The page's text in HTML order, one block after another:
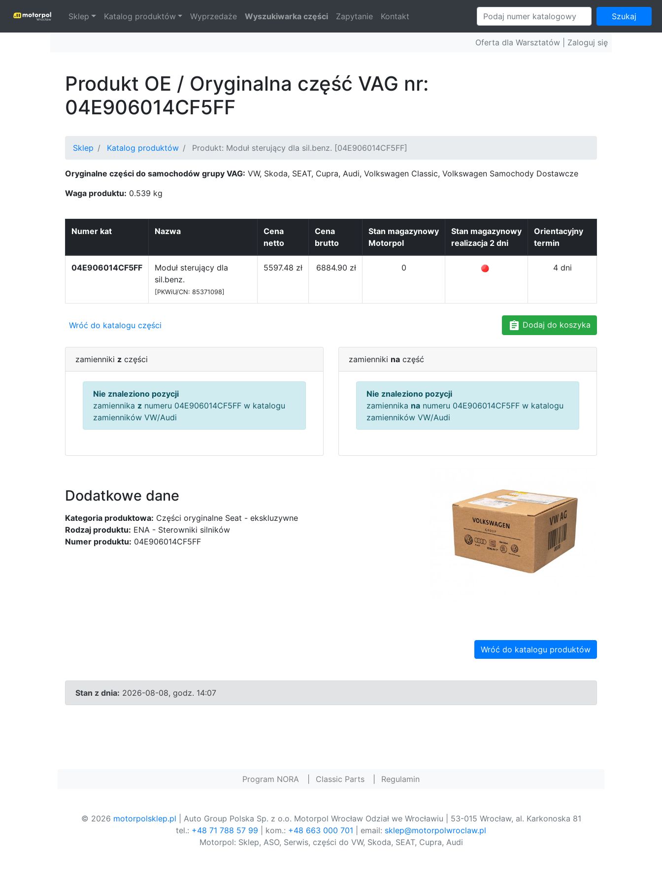
Sklep Katalog produktów Wyprzedaże Wyszukiwarka części Zapytanie Kontakt Szukaj
Oferta dla Warsztatów | Zaloguj się
Produkt OE / Oryginalna część VAG nr:
04E906014CF5FF
Sklep Katalog produktów Produkt: Moduł sterujący dla sil.benz. [04E906014CF5FF]
Oryginalne części do samochodów grupy VAG: VW, Skoda, SEAT, Cupra, Audi, Volkswagen Classic, Volkswagen Samochody Dostawcze
Waga produktu: 0.539 kg
Numer kat Nazwa
Cena
netto
Cena
brutto
Stan magazynowy
Motorpol
Stan magazynowy
realizacja 2 dni
Orientacyjny
termin
04E906014CF5FF
Moduł sterujący dla
sil.benz.
[PKWiU/CN: 85371098]
5597.48 zł 6884.90 zł 0 4 dni
Wróć do katalogu części Dodaj do koszyka
zamienniki z części
Nie znaleziono pozycji
zamiennika z numeru 04E906014CF5FF w katalogu
zamienników VW/Audi
zamienniki na część
Nie znaleziono pozycji
zamiennika na numeru 04E906014CF5FF w katalogu
zamienników VW/Audi
Dodatkowe dane
Kategoria produktowa: Części oryginalne Seat - ekskluzywne
Rodzaj produktu: ENA - Sterowniki silników
Numer produktu: 04E906014CF5FF
Wróć do katalogu produktów
Stan z dnia: 2026-08-08, godz. 14:07
Program NORA Classic Parts Regulamin
© 2026 motorpolsklep.pl | Auto Group Polska Sp. z o.o. Motorpol Wrocław Odział we Wrocławiu | 53-015 Wrocław, al. Karkonoska 81
tel.: +48 71 788 57 99 | kom.: +48 663 000 701 | email: sklep@motorpolwroclaw.pl
Motorpol: Sklep, ASO, Serwis, części do VW, Skoda, SEAT, Cupra, Audi